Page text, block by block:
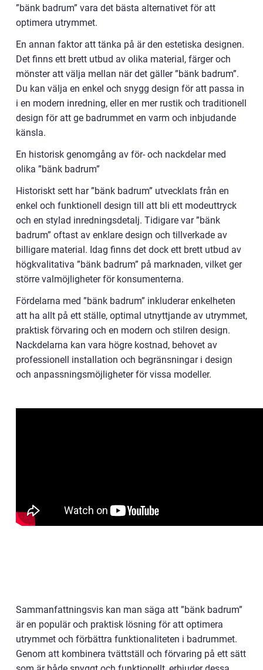
”bänk badrum” vara det bästa alternativet för att
optimera utrymmet.
En annan faktor att tänka på är den estetiska designen.
Det finns ett brett utbud av olika material, färger och
mönster att välja mellan när det gäller ”bänk badrum”.
Du kan välja en enkel och snygg design för att passa in
i en modern inredning, eller en mer rustik och traditionell
design för att ge badrummet en varm och inbjudande
känsla.
En historisk genomgång av för- och nackdelar med
olika ”bänk badrum”
Historiskt sett har ”bänk badrum” utvecklats från en
enkel och funktionell design till att bli ett modeuttryck
och en stylad inredningsdetalj. Tidigare var ”bänk
badrum” oftast av enklare design och tillverkade av
billigare material. Idag finns det dock ett brett utbud av
högkvalitativa ”bänk badrum” på marknaden, vilket ger
större valmöjligheter för konsumenterna.
Fördelarna med ”bänk badrum” inkluderar enkelheten
att ha allt på ett ställe, optimal utnyttjande av utrymmet,
praktisk förvaring och en modern och stilren design.
Nackdelarna kan vara högre kostnad, behovet av
professionell installation och begränsningar i design
och anpassningsmöjligheter för vissa modeller.
Sammanfattningsvis kan man säga att ”bänk badrum”
är en populär och praktisk lösning för att optimera
utrymmet och förbättra funktionaliteten i badrummet.
Genom att kombinera tvättställ och förvaring på ett sätt